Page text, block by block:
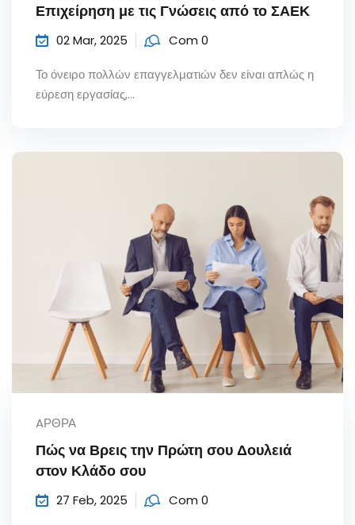
Επιχείρηση με τις Γνώσεις από το ΣΑΕΚ
02 Mar, 2025 Com 0
Το όνειρο πολλών επαγγελματιών δεν είναι απλώς η
εύρεση εργασίας,...
AΡΘΡΑ
Πώς να Βρεις την Πρώτη σου Δουλειά
στον Κλάδο σου
27 Feb, 2025 Com 0